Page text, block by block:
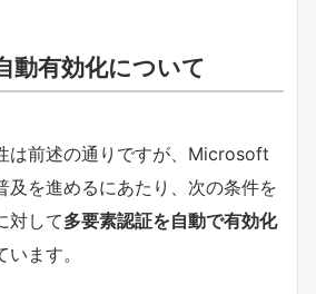
動有効化について
は前述の通りですが、Microsoft
及を進めるにあたり、次の条件を
対して多要素認証を自動で有効化
ます。